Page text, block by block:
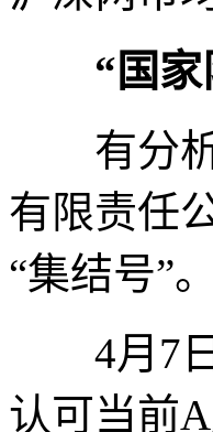
“国
有分析
有限责任
“集结号”。
4月7日
认可当前